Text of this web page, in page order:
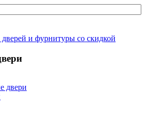
и фурнитуры со скидкой
двери